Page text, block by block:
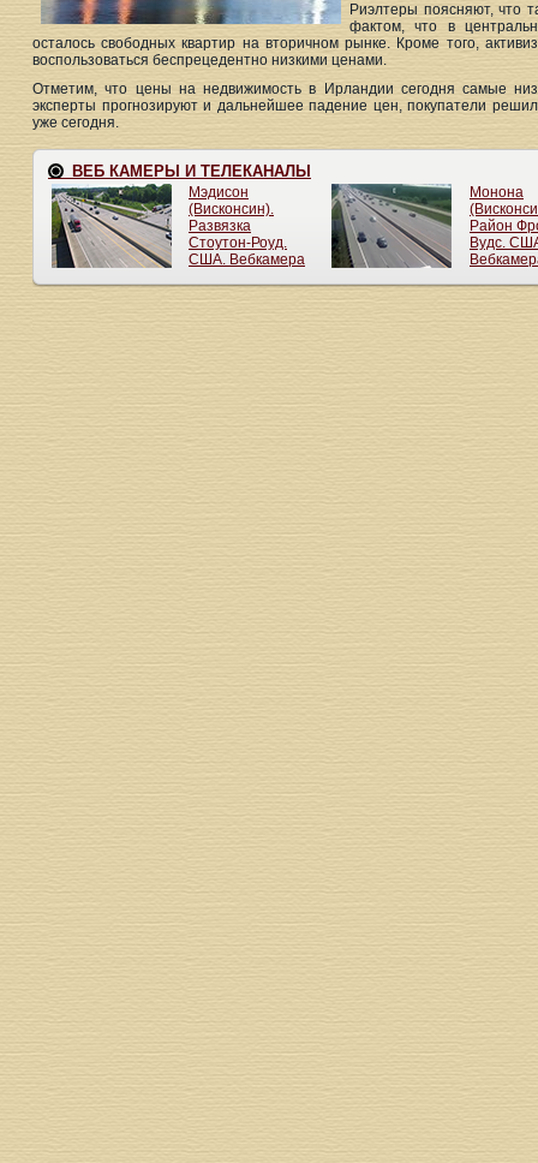
Риэлтеры поясняют, что
фактом, что в
осталось свободных квартир на вторичном рынке. Кроме того,
воспользоваться беспрецедентно низкими ценами.
Отметим, что цены на недвижимость в Ирландии сегодня самые
эксперты прогнозируют и дальнейшее падение цен, покупатели
уже сегодня.